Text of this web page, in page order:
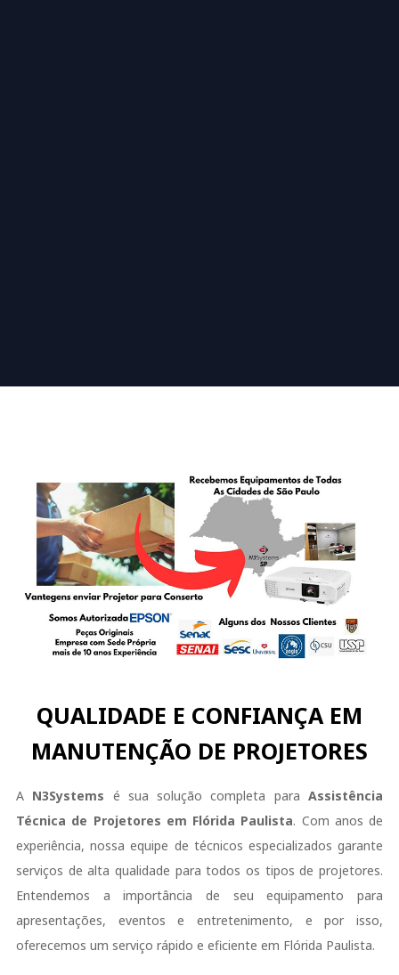
QUALIDADE E CONFIANÇA EM
MANUTENÇÃO DE PROJETORES
A N3Systems é sua solução completa paraAssistência
Técnica de Projetores em Flórida Paulista. Com anos de
experiência, nossa equipe de técnicos especializados garante
serviços de alta qualidade para todos os tipos de projetores.
Entendemos a importância de seu equipamento para
apresentações, eventos e entretenimento, e por isso,
oferecemos um serviço rápido e eficiente em Flórida Paulista.